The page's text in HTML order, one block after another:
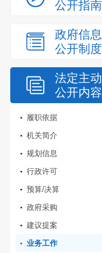
公开指南
政府信息
公开制度
法定主动
公开内容
履职依据
机关简介
规划信息
行政许可
预算/决算
政府采购
建议提案
业务工作